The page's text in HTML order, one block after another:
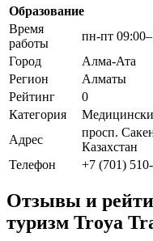
Образование
Время
работы
пн-пт
Город
Алма-Ата
Регион
Алматы
Рейтинг
0
Категория
Адрес
просп.
Казахстан
Телефон
+7 (701)
Отзывы и
туризм Troya